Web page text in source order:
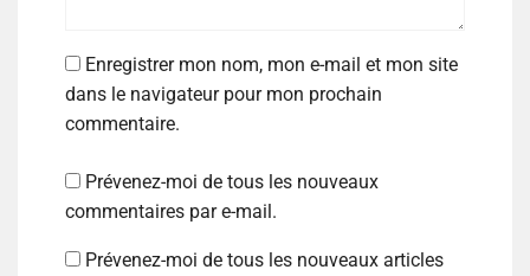
Enregistrer mon nom, mon e-mail et mon site
dans le navigateur pour mon prochain
commentaire.
Prévenez-moi de tous les nouveaux
commentaires par e-mail.
Prévenez-moi de tous les nouveaux articles